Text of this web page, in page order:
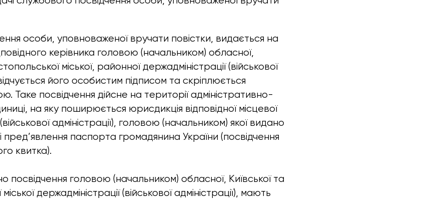
особи, уповноваженої вручати повістки, видається на
керівника головою (начальником) обласної,
міської, районної держадміністрації (військової
його особистим підписом та скріплюється
Таке посвідчення дійсне на території адміністративно-
на яку поширюється юрисдикція відповідної місцевої
адміністрації), головою (начальником) якої видано
пред’явлення паспорта громадянина України (посвідчення
квитка).
посвідчення головою (начальником) обласної, Київської та
держадміністрації (військової адміністрації), мають